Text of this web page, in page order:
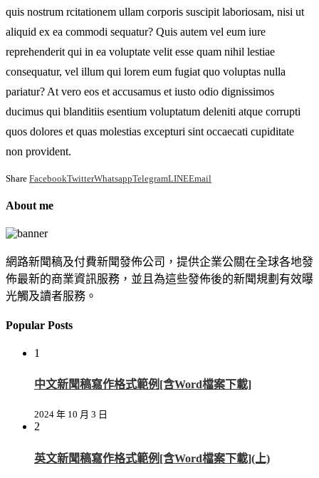
quis nostrum rcitationem ullam corporis suscipit laboriosam, nisi ut
aliquid ex ea commodi sequatur? Quis autem vel eum iure
reprehenderit qui in ea voluptate velit esse quam nihil lestiae
consequatur, vel illum qui lorem eum fugiat quo voluptas nulla
pariatur? At vero eos et accusamus et iusto odio dignissimos
ducimus qui blanditiis esentium voluptatum deleniti atque corrupti
quos dolores et quas molestias excepturi sint occaecati cupiditate
non provident.
Share FacebookTwitterWhatsappTelegramLINEEmail
About me
網路新聞稿及付費新聞發佈公司，提供企業公關在全球各地發
佈最新的商業資訊服務，並且為這些發佈後的新聞規劃有效曝
光觸及讀者服務。
Popular Posts
1
中文新聞稿寫作格式範例[含Word檔案下載]
2024 年 10 月 3 日
2
英文新聞稿寫作格式範例[含Word檔案下載](上)